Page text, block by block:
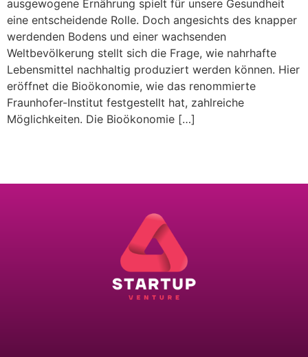
ausgewogene Ernährung spielt für unsere Gesundheit
eine entscheidende Rolle. Doch angesichts des knapper
werdenden Bodens und einer wachsenden
Weltbevölkerung stellt sich die Frage, wie nahrhafte
Lebensmittel nachhaltig produziert werden können. Hier
eröffnet die Bioökonomie, wie das renommierte
Fraunhofer-Institut festgestellt hat, zahlreiche
Möglichkeiten. Die Bioökonomie […]